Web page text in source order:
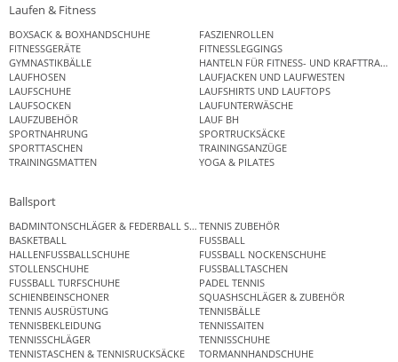
Laufen & Fitness
BOXSACK & BOXHANDSCHUHE
FASZIENROLLEN
FITNESSGERÄTE
FITNESSLEGGINGS
GYMNASTIKBÄLLE
HANTELN FÜR FITNESS- UND
LAUFHOSEN
LAUFJACKEN UND LAUFWESTEN
LAUFSCHUHE
LAUFSHIRTS UND LAUFTOPS
LAUFSOCKEN
LAUFUNTERWÄSCHE
LAUFZUBEHÖR
LAUF BH
SPORTNAHRUNG
SPORTRUCKSÄCKE
SPORTTASCHEN
TRAININGSANZÜGE
TRAININGSMATTEN
YOGA & PILATES
Ballsport
BADMINTONSCHLÄGER & FEDERBALL SETSTENNIS ZUBEHÖR
BASKETBALL
FUSSBALL
HALLENFUSSBALLSCHUHE
FUSSBALL NOCKENSCHUHE
STOLLENSCHUHE
FUSSBALLTASCHEN
FUSSBALL TURFSCHUHE
PADEL TENNIS
SCHIENBEINSCHONER
SQUASHSCHLÄGER & ZUBEHÖR
TENNIS AUSRÜSTUNG
TENNISBÄLLE
TENNISBEKLEIDUNG
TENNISSAITEN
TENNISSCHLÄGER
TENNISSCHUHE
TENNISTASCHEN & TENNISRUCKSÄCKE
TORMANNHANDSCHUHE